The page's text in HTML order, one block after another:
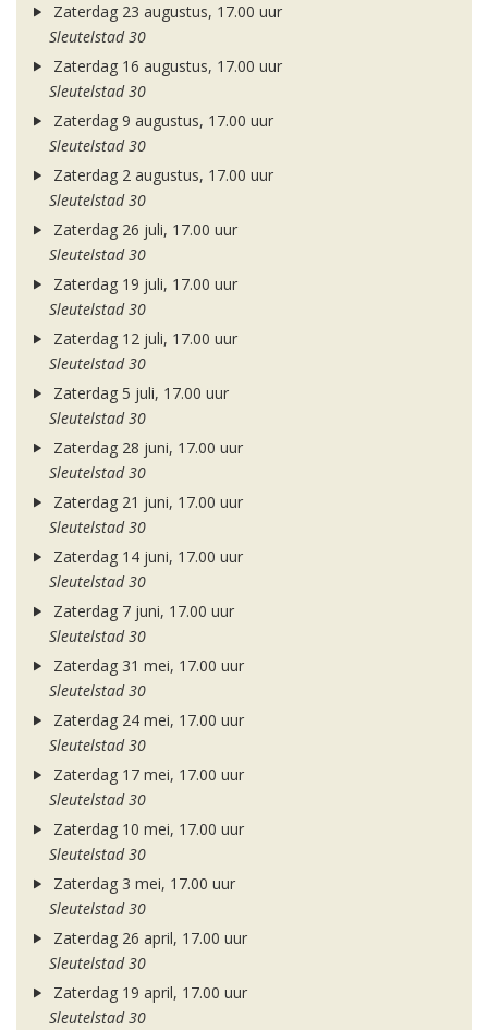
Zaterdag 23 augustus, 17.00 uur
Sleutelstad 30
Zaterdag 16 augustus, 17.00 uur
Sleutelstad 30
Zaterdag 9 augustus, 17.00 uur
Sleutelstad 30
Zaterdag 2 augustus, 17.00 uur
Sleutelstad 30
Zaterdag 26 juli, 17.00 uur
Sleutelstad 30
Zaterdag 19 juli, 17.00 uur
Sleutelstad 30
Zaterdag 12 juli, 17.00 uur
Sleutelstad 30
Zaterdag 5 juli, 17.00 uur
Sleutelstad 30
Zaterdag 28 juni, 17.00 uur
Sleutelstad 30
Zaterdag 21 juni, 17.00 uur
Sleutelstad 30
Zaterdag 14 juni, 17.00 uur
Sleutelstad 30
Zaterdag 7 juni, 17.00 uur
Sleutelstad 30
Zaterdag 31 mei, 17.00 uur
Sleutelstad 30
Zaterdag 24 mei, 17.00 uur
Sleutelstad 30
Zaterdag 17 mei, 17.00 uur
Sleutelstad 30
Zaterdag 10 mei, 17.00 uur
Sleutelstad 30
Zaterdag 3 mei, 17.00 uur
Sleutelstad 30
Zaterdag 26 april, 17.00 uur
Sleutelstad 30
Zaterdag 19 april, 17.00 uur
Sleutelstad 30